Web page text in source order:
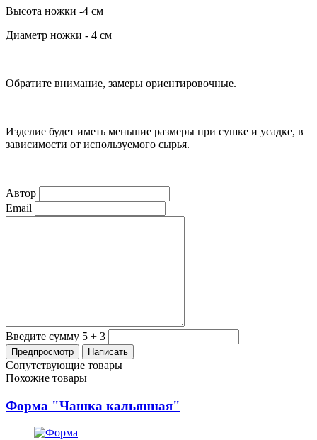
Высота ножки -4 см
Диаметр ножки - 4 см
Обратите внимание, замеры ориентировочные.
Изделие будет иметь меньшие размеры при сушке и усадке, в
зависимости от используемого сырья.
Автор
Email
Введите сумму 5 + 3
Сопутствующие товары
Похожие товары
Форма "Чашка кальянная"